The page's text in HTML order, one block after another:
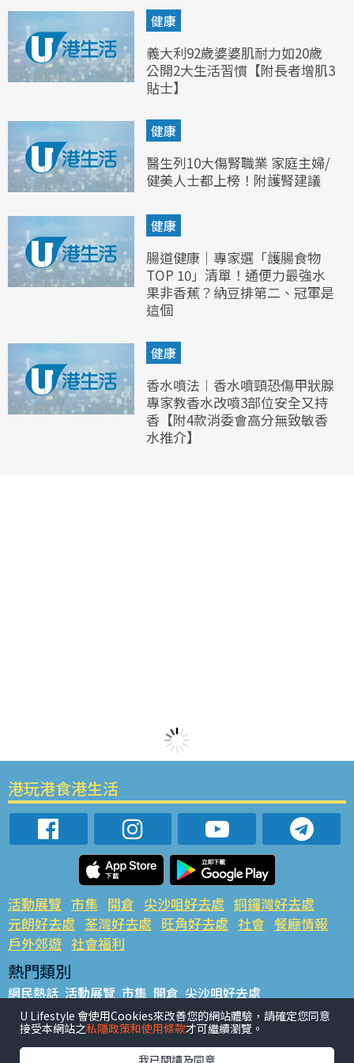
健康
義大利92歲婆婆肌耐力如20歲
公開2大生活習慣【附長者增肌3
貼士】
健康
醫生列10大傷腎職業 家庭主婦/
健美人士都上榜！附護腎建議
健康
腸道健康｜專家選「護腸食物
TOP 10」清單！通便力最強水
果非香蕉？納豆排第二、冠軍是
這個
健康
香水噴法︱香水噴頸恐傷甲狀腺
專家教香水改噴3部位安全又持
香【附4款消委會高分無致敏香
水推介】
港玩港食港生活
活動展覽 市集 開倉 尖沙咀好去處 銅鑼灣好去處
元朗好去處 荃灣好去處 旺角好去處 社會 餐廳情報
戶外郊遊 社會福利
熱門類別
網民熱話 活動展覽 市集 開倉 尖沙咀好去處
銅鑼灣好去處 元朗好去處 荃灣好去處 旺角好去處 社會
餐廳情報 戶外郊遊
熱門標籤
U Lifestyle 會使用Cookies來改善您的網站體驗，請確定您同意
接受本網站之私隱政策和使用條款才可繼續瀏覽。
我已閱讀及同意